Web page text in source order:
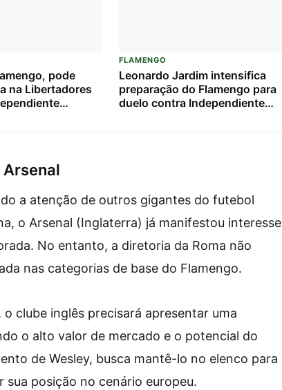
pode
na Libertadores
FLAMENGO
Leonardo Jardim intensifica
preparação do Flamengo para
duelo contra Independiente
Arsenal
a atenção de outros gigantes do futebol
o Arsenal (Inglaterra) já manifestou interesse
No entanto, a diretoria da Roma não
nas categorias de base do Flamengo.
clube inglês precisará apresentar uma
o alto valor de mercado e o potencial do
de Wesley, busca mantê-lo no elenco para
posição no cenário europeu.